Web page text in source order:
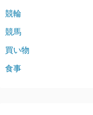
競輪
競馬
買い物
食事